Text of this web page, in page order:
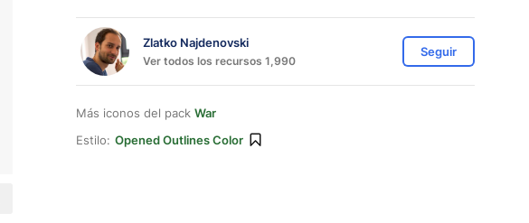
Zlatko Najdenovski
Ver todos los recursos 1,990
Seguir
Más iconos del pack War
Estilo: Opened Outlines Color